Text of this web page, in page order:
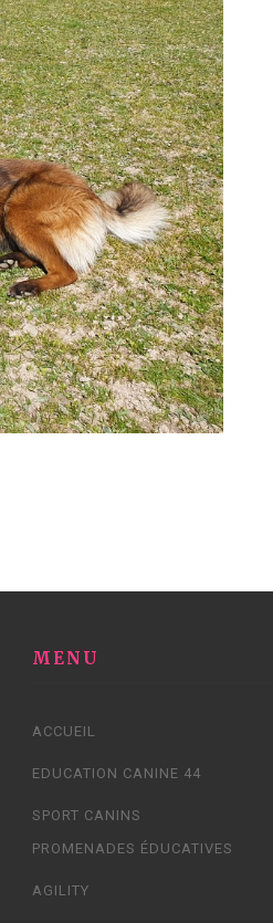
MENU
ACCUEIL
EDUCATION CANINE 44
SPORT CANINS
PROMENADES ÉDUCATIVES
AGILITY